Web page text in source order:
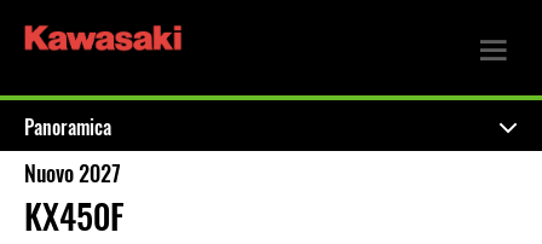
Panoramica
Nuovo 2027
KX450F